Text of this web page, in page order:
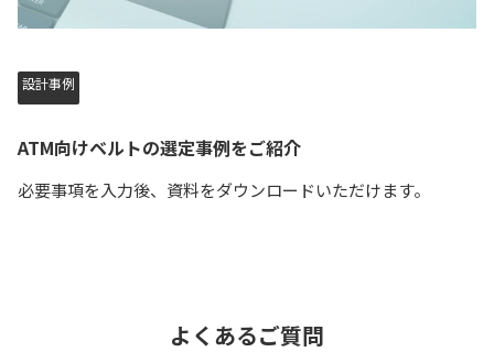
設計事例
ATM向けベルトの選定事例をご紹介
必要事項を入力後、資料をダウンロードいただけます。
よくあるご質問